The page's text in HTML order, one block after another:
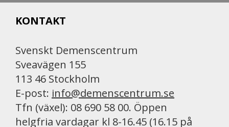
o
k
KONTAKT
Svenskt Demenscentrum
Sveavägen 155
113 46 Stockholm
E-post: info@demenscentrum.se
Tfn (växel): 08 690 58 00. Öppen
helgfria vardagar kl 8-16.45 (16.15 på